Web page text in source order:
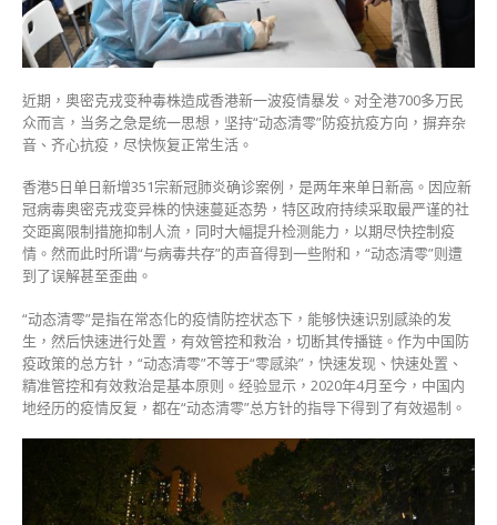
时
艰
的
坚
定
信
心〉
近期，奥密克戎变种毒株造成香港新一波疫情暴发。对全港700多万民
众而言，当务之急是统一思想，坚持“动态清零”防疫抗疫方向，摒弃杂
音、齐心抗疫，尽快恢复正常生活。
香港5日单日新增351宗新冠肺炎确诊案例，是两年来单日新高。因应新
冠病毒奥密克戎变异株的快速蔓延态势，特区政府持续采取最严谨的社
交距离限制措施抑制人流，同时大幅提升检测能力，以期尽快控制疫
情。然而此时所谓“与病毒共存”的声音得到一些附和，“动态清零”则遭
到了误解甚至歪曲。
“动态清零”是指在常态化的疫情防控状态下，能够快速识别感染的发
生，然后快速进行处置，有效管控和救治，切断其传播链。作为中国防
疫政策的总方针，“动态清零”不等于“零感染”，快速发现、快速处置、
精准管控和有效救治是基本原则。经验显示，2020年4月至今，中国内
地经历的疫情反复，都在“动态清零”总方针的指导下得到了有效遏制。